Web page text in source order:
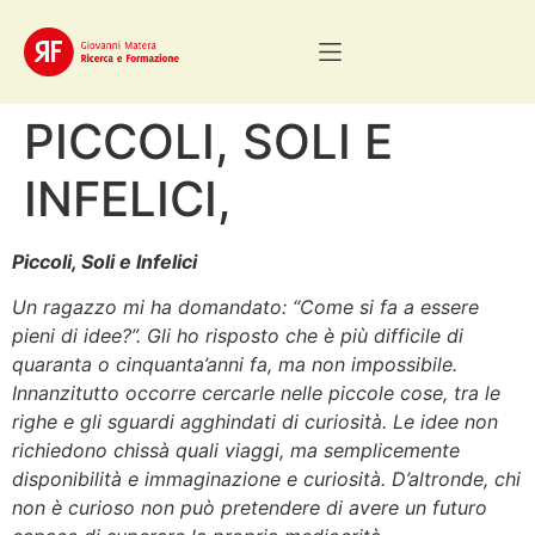
PICCOLI, SOLI E
INFELICI,
Piccoli, Soli e Infelici
Un ragazzo mi ha domandato: “Come si fa a essere
pieni di idee?”. Gli ho risposto che è più difficile di
quaranta o cinquanta’anni fa, ma non impossibile.
Innanzitutto occorre cercarle nelle piccole cose, tra le
righe e gli sguardi agghindati di curiosità. Le idee non
richiedono chissà quali viaggi, ma semplicemente
disponibilità e immaginazione e curiosità. D’altronde, chi
non è curioso non può pretendere di avere un futuro